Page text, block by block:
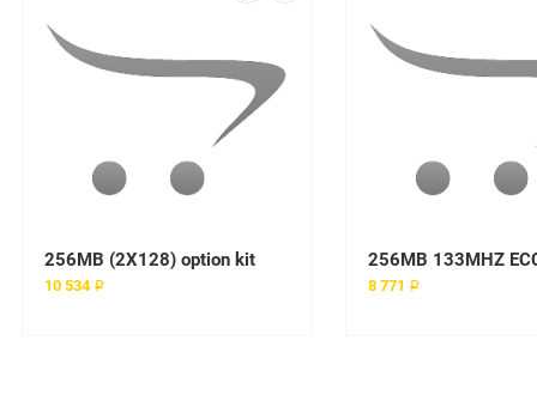
256MB (2X128) option kit
10 534 ₽
256MB 133MHZ
8 771 ₽